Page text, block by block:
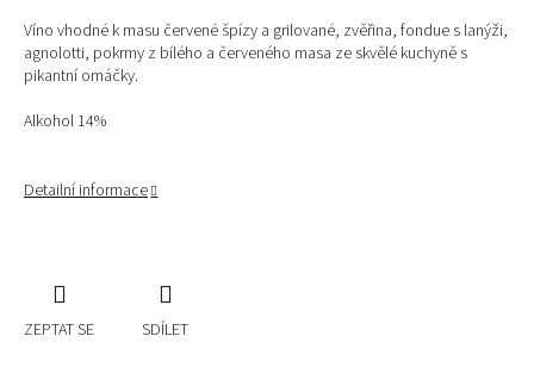
Víno vhodné k masu červené špízy a grilované, zvěřina, fondue s lanýži,
agnolotti, pokrmy z bílého a červeného masa ze skvělé kuchyně s
pikantní omáčky.
Alkohol 14%
Detailní informace
ZEPTAT SE SDÍLET